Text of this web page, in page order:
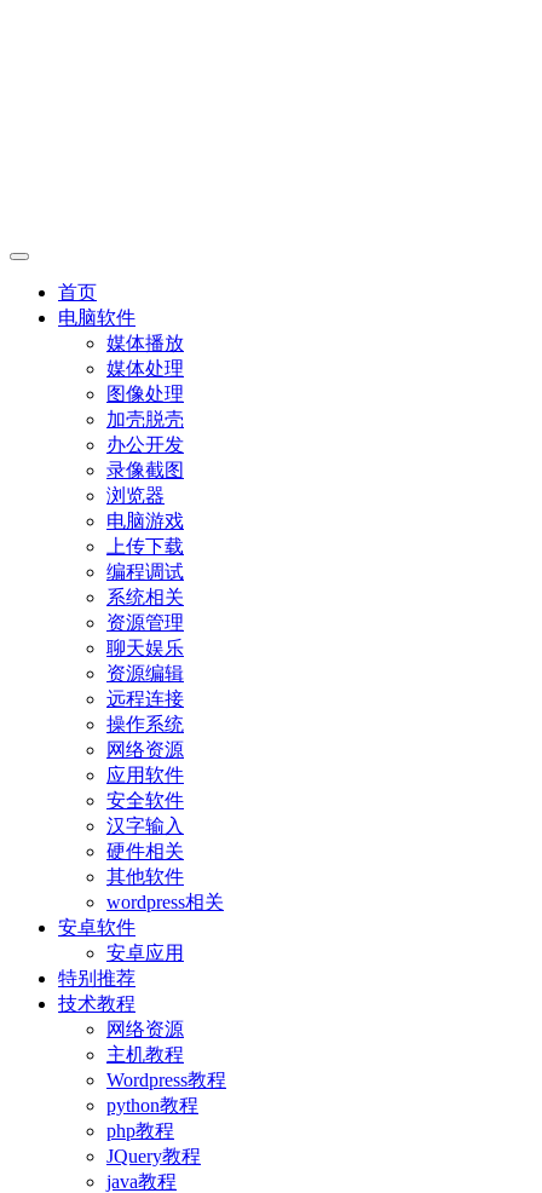
首页
电脑软件
媒体播放
媒体处理
图像处理
加壳脱壳
办公开发
录像截图
浏览器
电脑游戏
上传下载
编程调试
系统相关
资源管理
聊天娱乐
资源编辑
远程连接
操作系统
网络资源
应用软件
安全软件
汉字输入
硬件相关
其他软件
wordpress相关
安卓软件
安卓应用
特别推荐
技术教程
网络资源
主机教程
Wordpress教程
python教程
php教程
JQuery教程
java教程